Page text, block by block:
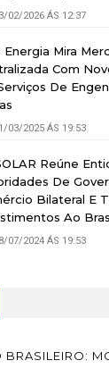
02/2026 ÁS 12:37
Energia Mira
Com
De
03/2025 ÁS 19:53
Reúne
De
Bilateral E
Ao
07/2024 ÁS 19:53
BRASILEIRO: